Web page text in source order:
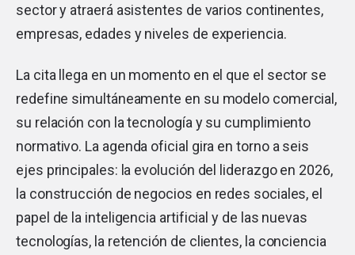
sector y atraerá asistentes de varios continentes,
empresas, edades y niveles de experiencia.
La cita llega en un momento en el que el sector se
redefine simultáneamente en su modelo comercial,
su relación con la tecnología y su cumplimiento
normativo. La agenda oficial gira en torno a seis
ejes principales: la evolución del liderazgo en 2026,
la construcción de negocios en redes sociales, el
papel de la inteligencia artificial y de las nuevas
tecnologías, la retención de clientes, la conciencia